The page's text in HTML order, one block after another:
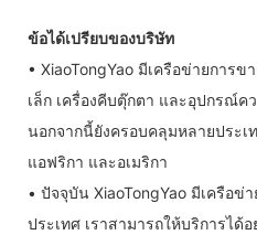
ข้อได้เปรียบของบริษัท
• XiaoTongYao มีเครือข่ายการ
เล็ก เครื่องคีบตุ๊กตา และอุปกรณ์ค
นอกจากนี้ยังครอบคลุมหลายประเ
แอฟริกา และอเมริกา
• ปัจจุบัน XiaoTongYao มีเครือข่
ประเทศ เราสามารถให้บริการไ